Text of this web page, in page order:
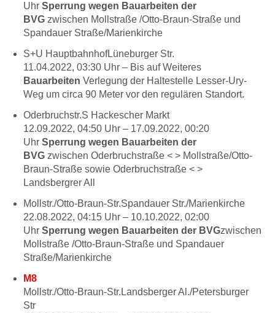
Uhr Sperrung wegen Bauarbeiten der
BVG zwischen Mollstraße /Otto-Braun-Straße und
Spandauer Straße/Marienkirche
S+U HauptbahnhofLüneburger Str.
11.04.2022, 03:30 Uhr – Bis auf Weiteres
Bauarbeiten Verlegung der Haltestelle Lesser-Ury-
Weg um circa 90 Meter vor den regulären Standort.
Oderbruchstr.S Hackescher Markt
12.09.2022, 04:50 Uhr – 17.09.2022, 00:20
Uhr Sperrung wegen Bauarbeiten der
BVG zwischen Oderbruchstraße < > Mollstraße/Otto-
Braun-Straße sowie Oderbruchstraße < >
Landsbergrer All
Mollstr./Otto-Braun-Str.Spandauer Str./Marienkirche
22.08.2022, 04:15 Uhr – 10.10.2022, 02:00
Uhr Sperrung wegen Bauarbeiten der BVGzwischen
Mollstraße /Otto-Braun-Straße und Spandauer
Straße/Marienkirche
M8
Mollstr./Otto-Braun-Str.Landsberger Al./Petersburger
Str